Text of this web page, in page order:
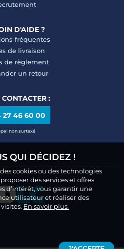
D'AIDE ?
fréquentes
de livraison
de règlement
un retour
CONTACTER :
27 46 60 00
non surtaxé
QUI DÉCIDEZ !
cookies ou des technologies
des services et offres
d’intérêt, vous garantir une
utilisateur et réaliser des
En savoir plus.